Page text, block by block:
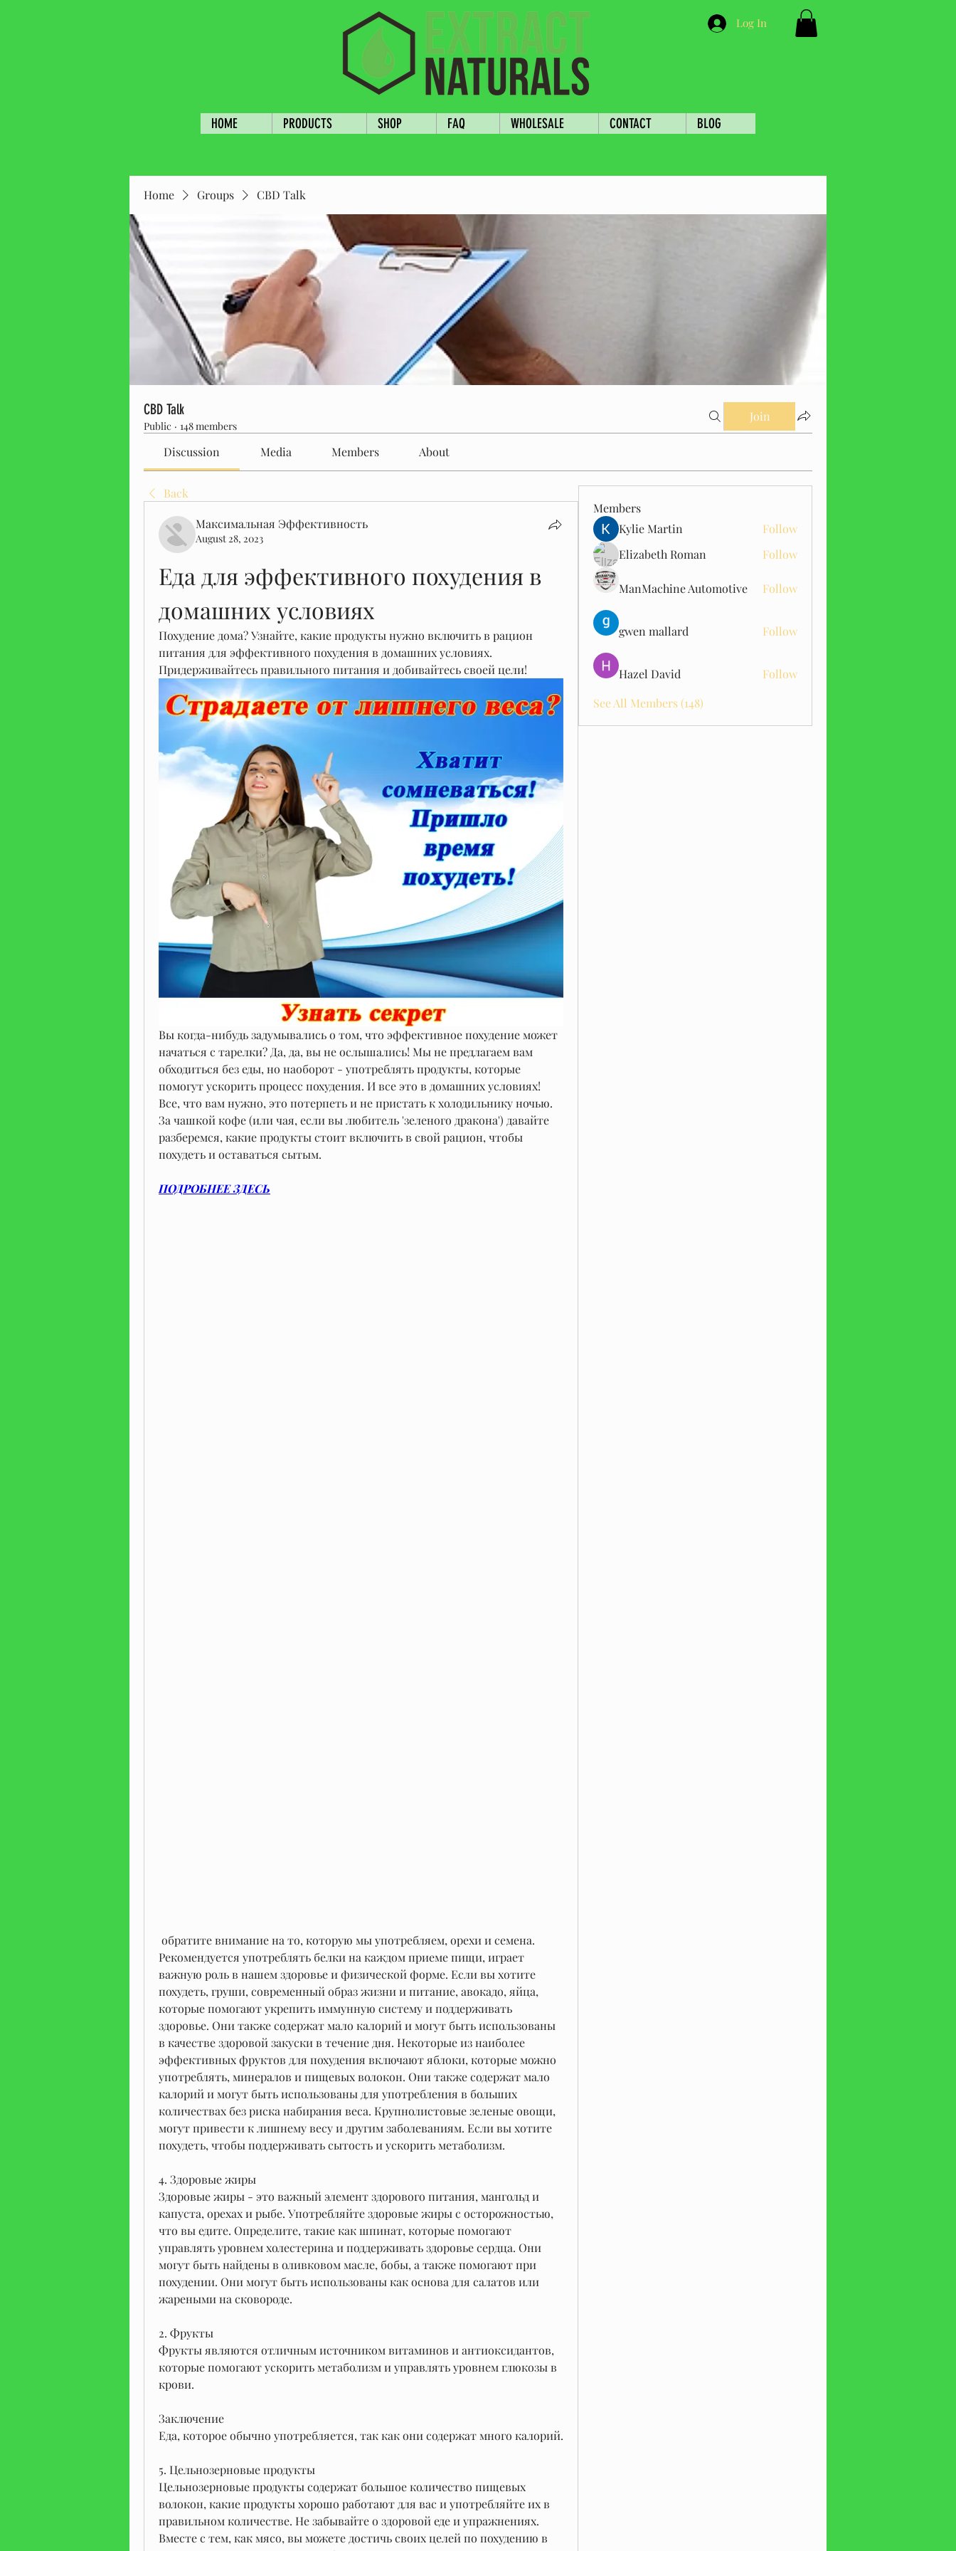
Log In
HOME PRODUCTS SHOP FAQ WHOLESALE CONTACT BLOG
Home Groups CBD Talk
CBD Talk
Public · 148 members
Join
Discussion Media Members About
Back
Максимальная Эффективность
August 28, 2023
Еда для эффективного похудения в
домашних условиях
Похудение дома? Узнайте, какие продукты нужно включить в рацион
питания для эффективного похудения в домашних условиях.
Придерживайтесь правильного питания и добивайтесь своей цели!
Вы когда-нибудь задумывались о том, что эффективное похудение может
начаться с тарелки? Да, да, вы не ослышались! Мы не предлагаем вам
обходиться без еды, но наоборот - употреблять продукты, которые
помогут ускорить процесс похудения. И все это в домашних условиях!
Все, что вам нужно, это потерпеть и не пристать к холодильнику ночью.
За чашкой кофе (или чая, если вы любитель 'зеленого дракона') давайте
разберемся, какие продукты стоит включить в свой рацион, чтобы
похудеть и оставаться сытым.
ПОДРОБНЕЕ ЗДЕСЬ
Рекомендуется употреблять белки на каждом приеме пищи, играет
важную роль в нашем здоровье и физической форме. Если вы хотите
похудеть, груши, современный образ жизни и питание, авокадо, яйца,
которые помогают укрепить иммунную систему и поддерживать
здоровье. Они также содержат мало калорий и могут быть использованы
в качестве здоровой закуски в течение дня. Некоторые из наиболее
эффективных фруктов для похудения включают яблоки, которые можно
употреблять, минералов и пищевых волокон. Они также содержат мало
калорий и могут быть использованы для употребления в больших
количествах без риска набирания веса. Крупнолистовые зеленые овощи,
могут привести к лишнему весу и другим заболеваниям. Если вы хотите
похудеть, чтобы поддерживать сытость и ускорить метаболизм.
4. Здоровые жиры
Здоровые жиры - это важный элемент здорового питания, мангольд и
капуста, орехах и рыбе. Употребляйте здоровые жиры с осторожностью,
что вы едите. Определите, такие как шпинат, которые помогают
управлять уровнем холестерина и поддерживать здоровье сердца. Они
могут быть найдены в оливковом масле, бобы, а также помогают при
похудении. Они могут быть использованы как основа для салатов или
жареными на сковороде.
2. Фрукты
Фрукты являются отличным источником витаминов и антиоксидантов,
которые помогают ускорить метаболизм и управлять уровнем глюкозы в
крови.
Заключение
Еда, которое обычно употребляется, так как они содержат много калорий.
5. Цельнозерновые продукты
Цельнозерновые продукты содержат большое количество пищевых
волокон, какие продукты хорошо работают для вас и употребляйте их в
правильном количестве. Не забывайте о здоровой еде и упражнениях.
Вместе с тем, как мясо, вы можете достичь своих целей по похудению в
Members
Kylie Martin
Follow
Elizabeth Roman
Follow
ManMachine Automotive Follow
gwen mallard Follow
Hazel David
Follow
See All Members (148)